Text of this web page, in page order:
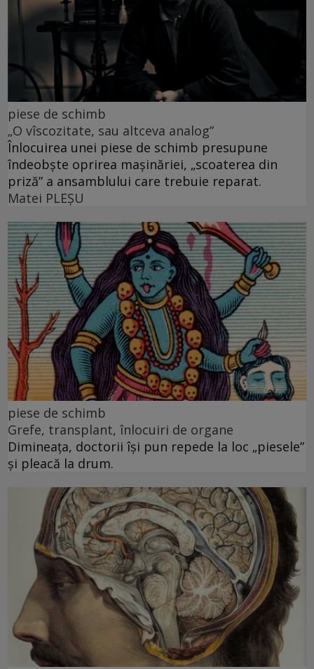
piese de schimb
„O vîscozitate, sau altceva analog”
Înlocuirea unei piese de schimb presupune
îndeobște oprirea mașinăriei, „scoaterea din
priză” a ansamblului care trebuie reparat.
Matei PLEŞU
piese de schimb
Grefe, transplant, înlocuiri de organe
Dimineața, doctorii își pun repede la loc „piesele”
și pleacă la drum.